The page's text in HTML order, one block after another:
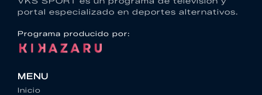
portal especializado en deportes alternativos.
Programa producido por:
MENU
Inicio